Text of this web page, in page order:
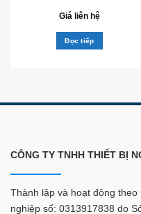
Giá liên hệ
Đọc tiếp
CÔNG TY TNHH THIẾT BỊ
Thành lập và hoạt động
nghiệp số: 0313917838 do